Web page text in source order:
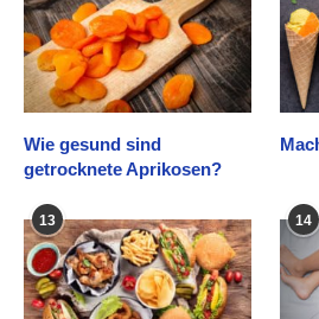
Wie gesund sind
getrocknete Aprikosen?
13 14